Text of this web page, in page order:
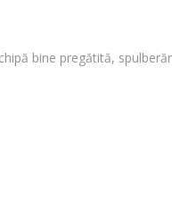
bine pregătită,